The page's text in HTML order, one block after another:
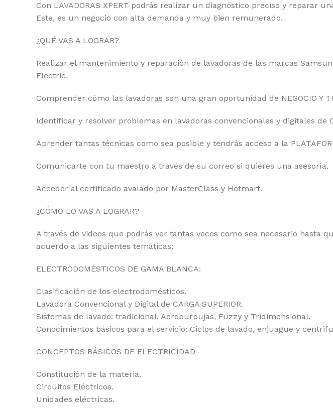
Con LAVADORAS XPERT podrás realizar un diagnóstico preciso y reparar
Este, es un negocio con alta demanda y muy bien remunerado.
¿QUÉ VAS A LOGRAR?
Realizar el mantenimiento y reparación de lavadoras de las marcas
Electric.
Comprender cómo las lavadoras son una gran oportunidad de NEGOCIO Y
Identificar y resolver problemas en lavadoras convencionales y digitales de
Aprender tantas técnicas como sea posible y tendrás acceso a la
Comunicarte con tu maestro a través de su correo si quieres una asesoría.
Acceder al certificado avalado por MasterClass y Hotmart.
¿CÓMO LO VAS A LOGRAR?
A través de videos que podrás ver tantas veces como sea necesario hasta
acuerdo a las siguientes temáticas:
ELECTRODOMÉSTICOS DE GAMA BLANCA:
Clasificación de los electrodomésticos.
Lavadora Convencional y Digital de CARGA SUPERIOR.
Sistemas de lavado: tradicional, Aeroburbujas, Fuzzy y Tridimensional.
Conocimientos básicos para el servicio: Ciclos de lavado, enjuague y
CONCEPTOS BÁSICOS DE ELECTRICIDAD
Constitución de la materia.
Circuitos Eléctricos.
Unidades eléctricas.